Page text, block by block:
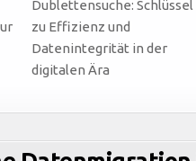
Dublettensuche: Schlüssel
zu Effizienz und
Datenintegrität in der
digitalen Ära